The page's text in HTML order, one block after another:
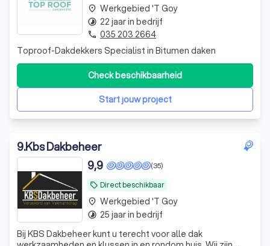
Toproof-Dakdekkers Specialist in Bitumen daken
Start jouw project
Check beschikbaarheid
place Werkgebied 't Goy
timelapse 22 jaar in bedrijf
phone 035 203 2664
9.Kbs Dakbeheer
local_offer Direct beschikbaar
(35)
9,9
Bij KBS Dakbeheer kunt u terecht voor alle dak
place Werkgebied 't Goy
timelapse 25 jaar in bedrijf